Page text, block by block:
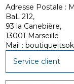
Adresse Postale :
BaL 212,
93 la Canebière,
13001 Marseille
Mail :